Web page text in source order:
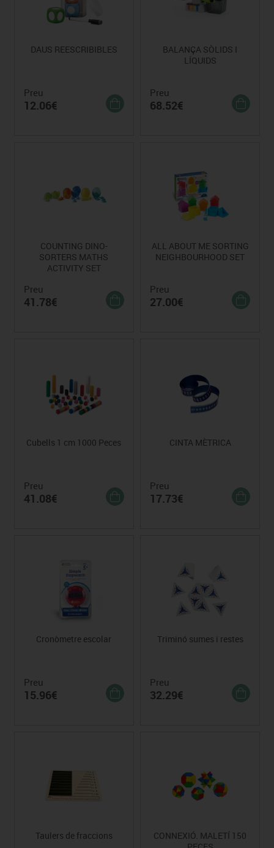
DAUS REESCRIBIBLES
Preu
12.06€
BALANÇA SÒLIDS I
LÍQUIDS
Preu
68.52€
COUNTING DINO-
SORTERS MATHS
ACTIVITY SET
Preu
41.78€
ALL ABOUT ME SORTING
NEIGHBOURHOOD SET
Preu
27.00€
Cubells 1 cm 1000 Peces
Preu
41.08€
CINTA MÈTRICA
Preu
17.73€
Cronòmetre escolar
Preu
15.96€
Triminó sumes i restes
Preu
32.29€
Taulers de fraccions
CONNEXIÓ. MALETÍ 150